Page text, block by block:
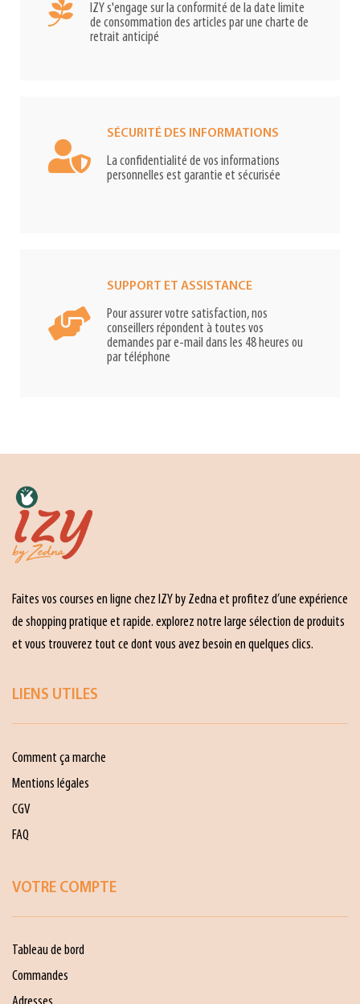
IZY s'engage sur la conformité de la date limite
de consommation des articles par une charte de
retrait anticipé
SÉCURITÉ DES INFORMATIONS
La confidentialité de vos informations
personnelles est garantie et sécurisée
SUPPORT ET ASSISTANCE
Pour assurer votre satisfaction, nos
conseillers répondent à toutes vos
demandes par e-mail dans les 48 heures ou
par téléphone
Faites vos courses en ligne chez IZY by Zedna et profitez d’une expérience
de shopping pratique et rapide. explorez notre large sélection de produits
et vous trouverez tout ce dont vous avez besoin en quelques clics.
LIENS UTILES
Comment ça marche
Mentions légales
CGV
FAQ
VOTRE COMPTE
Tableau de bord
Commandes